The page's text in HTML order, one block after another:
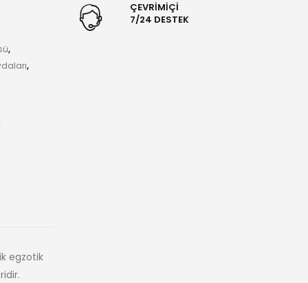
,
,
egzotik
ÇEVRİMİÇİ
7/24 DESTEK